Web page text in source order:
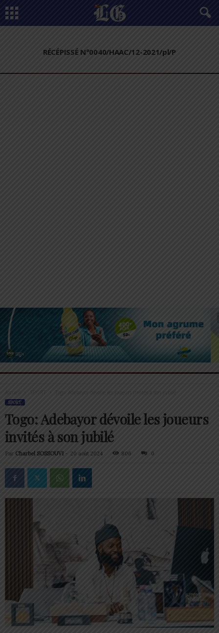
RÉCÉPISSÉ N°0040/HAAC/12-2021/pl/P
Accueil Togo: Adebayor dévoile les joueurs invités à son jubilé
SPORT
Togo: Adebayor dévoile les joueurs
invités à son jubilé
Par Charbel SOSSOUVI - 20 août 2024 806 0